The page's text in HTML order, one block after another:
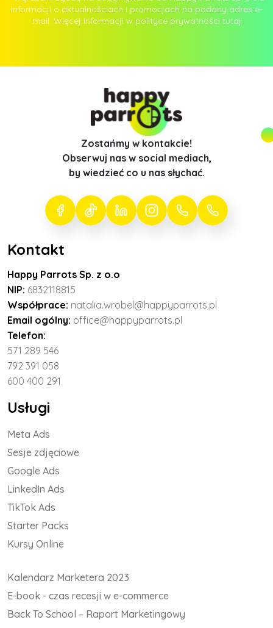
informacji o aktualnościach i promocjach na podany adres e-
mail. Więcej informacji w polityce prywatności tutaj
Zostańmy w kontakcie!
Obserwuj nas w social mediach,
by wiedzieć co u nas słychać.
Kontakt
Happy Parrots Sp. z o.o
NIP: 6832118815
Współprace: natalia.wrobel@happyparrots.pl
Email ogólny: office@happyparrots.pl
Telefon:
571 289 546
792 391 058
600 400 291
Usługi
Meta Ads
Sesje zdjęciowe
Google Ads
LinkedIn Ads
TikTok Ads
Starter Packs
Kursy Online
Kalendarz Marketera 2023
E-book - czas recesji w e-commerce
Back To School – Raport Marketingowy